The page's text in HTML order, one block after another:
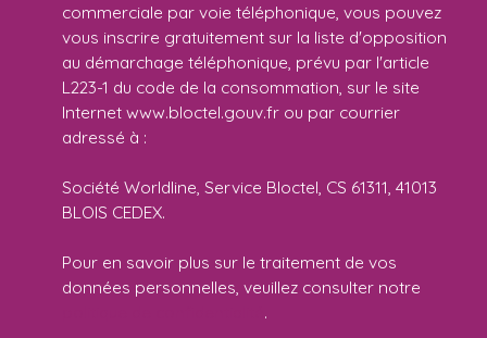
commerciale par voie téléphonique, vous pouvez
vous inscrire gratuitement sur la liste d'opposition
au démarchage téléphonique, prévu par l'article
L223-1 du code de la consommation, sur le site
Internet www.bloctel.gouv.fr ou par courrier
adressé à :
Société Worldline, Service Bloctel, CS 61311, 41013
BLOIS CEDEX.
Pour en savoir plus sur le traitement de vos
données personnelles, veuillez consulter notre
.